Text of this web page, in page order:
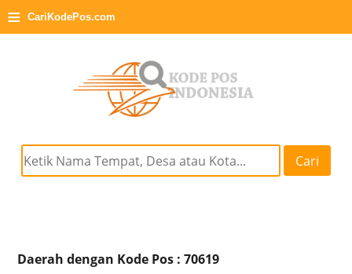
≡ CariKodePos.com
Cari
Daerah dengan Kode Pos : 70619